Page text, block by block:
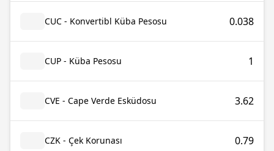
CUC - Konvertibl Küba Pesosu 0.038
CUP - Küba Pesosu 1
CVE - Cape Verde Esküdosu 3.62
CZK - Çek Korunası 0.79